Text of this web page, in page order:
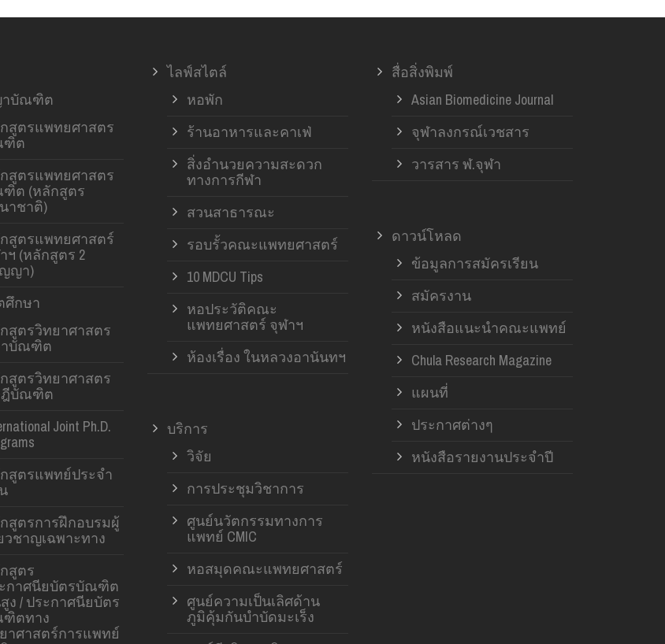
บัณฑิต
สูตรแพทยศาสตร
ต
สูตรแพทยศาสตร
ต (หลักสูตร
าชาติ)
สูตรแพทยศาสตร์
ฯ (หลักสูตร 2
ญา)
กษา
สูตรวิทยาศาสตร
บัณฑิต
สูตรวิทยาศาสตร
บัณฑิต
Joint Ph.D.
สูตรแพทย์ประจำ
สูตรการฝึกอบรมผู้
วชาญเฉพาะทาง
สูตร
กาศนียบัตรบัณฑิต
ง / ประกาศนียบัตร
ตทาง
าศาสตร์การแพทย์
ไลฟ์สไตล์
หอพัก
ร้านอาหารและคาเฟ่
สิ่งอำนวยความสะดวก
ทางการกีฬา
สวนสาธารณะ
รอบรั้วคณะแพทยศาสตร์
10 MDCU Tips
หอประวัติคณะ
แพทยศาสตร์ จุฬาฯ
ห้องเรื่อง ในหลวงอานันทฯ
บริการ
วิจัย
การประชุมวิชาการ
ศูนย์นวัตกรรมทางการ
แพทย์ CMIC
หอสมุดคณะแพทยศาสตร์
ศูนย์ความเป็นเลิศด้าน
ภูมิคุ้มกันบำบัดมะเร็ง
สื่อสิ่งพิมพ์
Asian Biomedicine Journal
จุฬาลงกรณ์เวชสาร
วารสาร ฬ.จุฬา
ดาวน์โหลด
ข้อมูลการสมัครเรียน
สมัครงาน
หนังสือแนะนำคณะแพทย์
Chula Research Magazine
แผนที่
ประกาศต่างๆ
หนังสือรายงานประจำปี